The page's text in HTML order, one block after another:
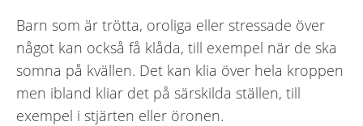
Barn som är trötta, oroliga eller stressade över
något kan också få klåda, till exempel när de ska
somna på kvällen. Det kan klia över hela kroppen
men ibland kliar det på särskilda ställen, till
exempel i stjärten eller öronen.